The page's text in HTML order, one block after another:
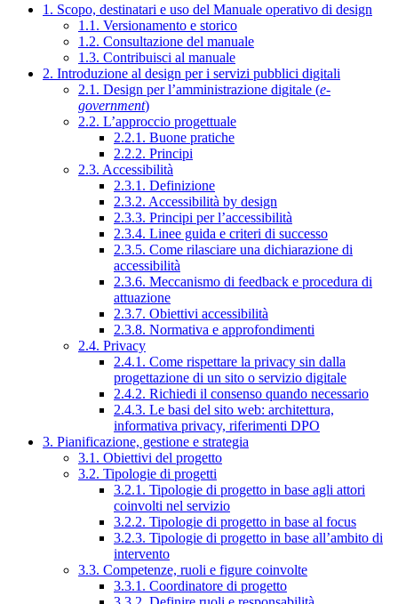
1. Scopo, destinatari e uso del Manuale operativo di design
1.1. Versionamento e storico
1.2. Consultazione del manuale
1.3. Contribuisci al manuale
2. Introduzione al design per i servizi pubblici digitali
2.1. Design per l’amministrazione digitale (e-
government)
2.2. L’approccio progettuale
2.2.1. Buone pratiche
2.2.2. Principi
2.3. Accessibilità
2.3.1. Definizione
2.3.2. Accessibilità by design
2.3.3. Principi per l’accessibilità
2.3.4. Linee guida e criteri di successo
2.3.5. Come rilasciare una dichiarazione di
accessibilità
2.3.6. Meccanismo di feedback e procedura di
attuazione
2.3.7. Obiettivi accessibilità
2.3.8. Normativa e approfondimenti
2.4. Privacy
2.4.1. Come rispettare la privacy sin dalla
progettazione di un sito o servizio digitale
2.4.2. Richiedi il consenso quando necessario
2.4.3. Le basi del sito web: architettura,
informativa privacy, riferimenti DPO
3. Pianificazione, gestione e strategia
3.1. Obiettivi del progetto
3.2. Tipologie di progetti
3.2.1. Tipologie di progetto in base agli attori
coinvolti nel servizio
3.2.2. Tipologie di progetto in base al focus
3.2.3. Tipologie di progetto in base all’ambito di
intervento
3.3. Competenze, ruoli e figure coinvolte
3.3.1. Coordinatore di progetto